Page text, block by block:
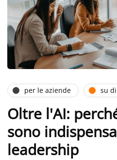
per le aziende su
Oltre l'AI:
sono
leadership